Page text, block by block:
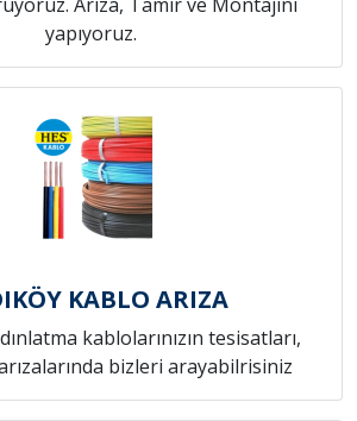
yapıyoruz.
KABLO ARIZA
kablolarınızın tesisatları,
bizleri arayabilrisiniz